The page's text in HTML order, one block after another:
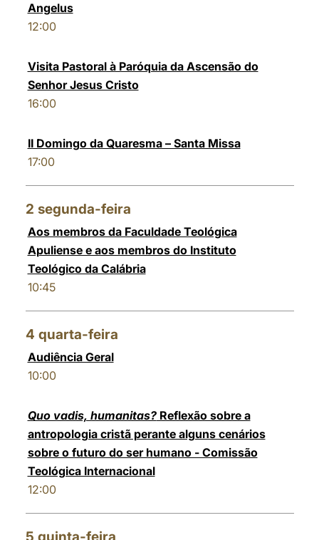
Angelus
12:00
Visita Pastoral à Paróquia da Ascensão do
Senhor Jesus Cristo
16:00
II Domingo da Quaresma – Santa Missa
17:00
2 segunda-feira
Aos membros da Faculdade Teológica
Apuliense e aos membros do Instituto
Teológico da Calábria
10:45
4 quarta-feira
Audiência Geral
10:00
Quo vadis, humanitas?Reflexão sobre a
antropologia cristã perante alguns cenários
sobre o futuro do ser humano - Comissão
Teológica Internacional
12:00